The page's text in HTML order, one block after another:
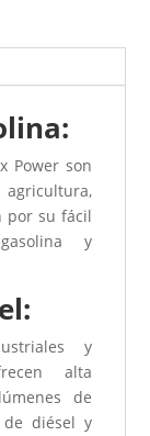
Power son
por su fácil
y
y
alta
de
de diésel y